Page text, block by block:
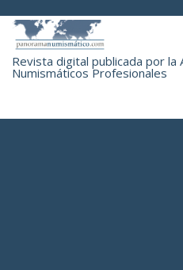
Revista digital publicada por la
Numismáticos Profesionales